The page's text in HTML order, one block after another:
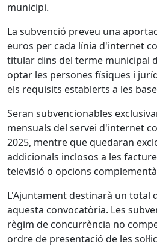
municipi.
La subvenció preveu una
euros per cada línia d'internet
titular dins del terme municipal
optar les persones físiques i
els requisits establerts a les
Seran subvencionables
mensuals del servei d'internet
2025, mentre que quedaran
addicionals inclosos a les
televisió o opcions
L'Ajuntament destinarà un total
aquesta convocatòria. Les
règim de concurrència no
ordre de presentació de les